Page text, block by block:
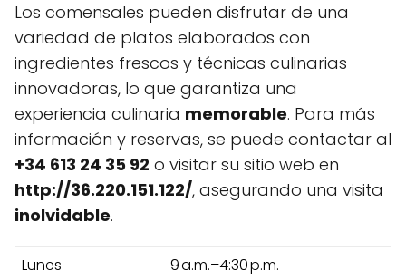
Los comensales pueden disfrutar de una
variedad de platos elaborados con
ingredientes frescos y técnicas culinarias
innovadoras, lo que garantiza una
experiencia culinaria memorable. Para más
información y reservas, se puede contactar al
+34 613 24 35 92 o visitar su sitio web en
http://36.220.151.122/, asegurando una visita
inolvidable.
Lunes
9 a.m.–4:30 p.m.